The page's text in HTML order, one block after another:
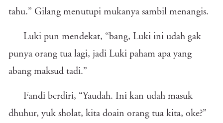
tahu.” Gilang menutupi mukanya sambil menangis.
Luki pun mendekat, “bang, Luki ini udah gak
punya orang tua lagi, jadi Luki paham apa yang
abang maksud tadi.”
Fandi berdiri, “Yaudah. Ini kan udah masuk
dhuhur, yuk sholat, kita doain orang tua kita, oke?”